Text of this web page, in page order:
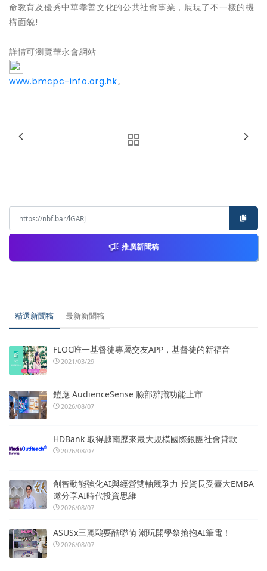
命教育及優秀中華孝善文化的公共社會事業，展現了不一樣的機
構面貌!
詳情可瀏覽華永會網站
www.bmcpc-info.org.hk。
推廣新聞稿
精選新聞稿 最新新聞稿
FLOC唯一基督徒專屬交友APP，基督徒的新福音
2021/03/29
鎧應 AudienceSense 臉部辨識功能上市
2026/08/07
HDBank 取得越南歷來最大規模國際銀團社會貸款
2026/08/07
創智動能強化AI與經營雙軸競爭力 投資長受臺大EMBA
邀分享AI時代投資思維
2026/08/07
ASUSx三麗鷗耍酷聯萌 潮玩開學祭搶抱AI筆電！
2026/08/07